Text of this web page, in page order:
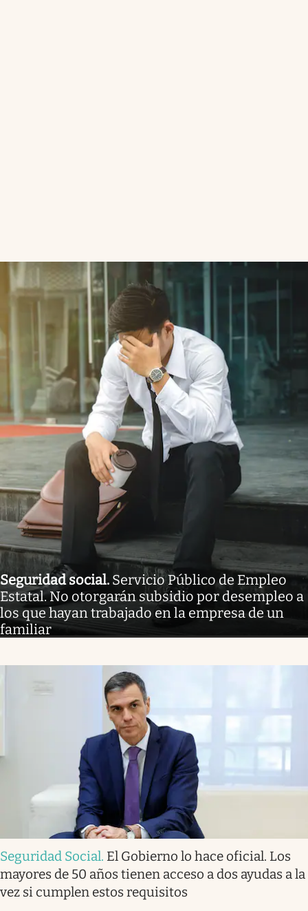
Seguridad social. Servicio Público de Empleo
Estatal. No otorgarán subsidio por desempleo a
los que hayan trabajado en la empresa de un
familiar
Seguridad Social. El Gobierno lo hace oficial. Los
mayores de 50 años tienen acceso a dos ayudas a la
vez si cumplen estos requisitos